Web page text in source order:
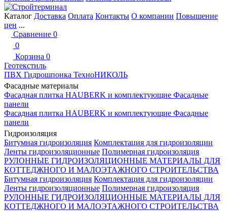
Каталог Доставка Оплата Контакты О компании Повышение
цен ...
Сравнение 0
0
Корзина 0
Геотекстиль
ПВХ Гидрошпонка ТехноНИКОЛЬ
Фасадные материалы
Фасадная плитка HAUBERK и комплектующие Фасадные
панели
Фасадная плитка HAUBERK и комплектующие Фасадные
панели
Гидроизоляция
Битумная гидроизоляция Комплектация для гидроизоляции
Ленты гидроизоляционные Полимерная гидроизоляция
РУЛОННЫЕ ГИДРОИЗОЛЯЦИОННЫЕ МАТЕРИАЛЫ ДЛЯ
КОТТЕДЖНОГО И МАЛОЭТАЖНОГО СТРОИТЕЛЬСТВА
Битумная гидроизоляция Комплектация для гидроизоляции
Ленты гидроизоляционные Полимерная гидроизоляция
РУЛОННЫЕ ГИДРОИЗОЛЯЦИОННЫЕ МАТЕРИАЛЫ ДЛЯ
КОТТЕДЖНОГО И МАЛОЭТАЖНОГО СТРОИТЕЛЬСТВА